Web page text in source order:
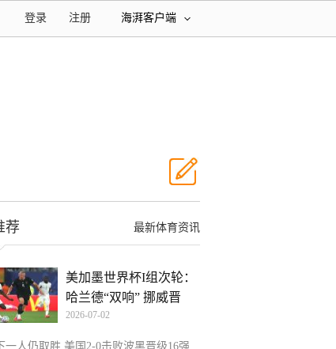
海湃客户端
注册
登录
最新体育资讯
荐
美加墨世界杯I组次轮：
哈兰德“双响” 挪威晋
2026-07-02
一人仍取胜 美国2-0击败波黑晋级16强